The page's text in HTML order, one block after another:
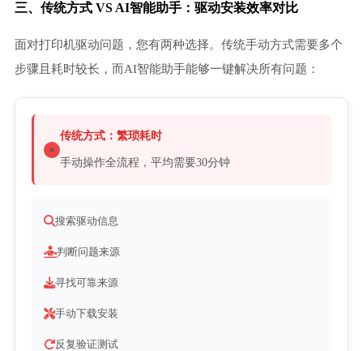
三、传统方式 VS AI智能助手：驱动安装效率对比
面对打印机驱动问题，您有两种选择。传统手动方式需要多个
步骤且耗时较长，而AI智能助手能够一键解决所有问题：
传统方式：繁琐耗时
手动操作全流程，平均需要30分钟
搜索驱动信息
判断问题来源
寻找可靠来源
手动下载安装
反复验证测试